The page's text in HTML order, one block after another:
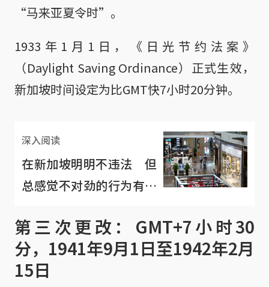
“马来亚夏令时”。
1933年1月1日，《日光节约法案》
（Daylight Saving Ordinance）正式生效，
新加坡时间设定为比GMT快7小时20分钟。
深入阅读
在新加坡明明不违法 但
总感觉不对劲的行为有哪
第三次更改：GMT+7小时30
分，1941年9月1日至1942年2月
15日